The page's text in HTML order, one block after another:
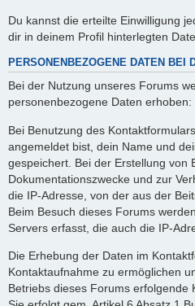
Du kannst die erteilte Einwilligung
dir in deinem Profil hinterlegten
PERSONENBEZOGENE DATEN BEI
Bei der Nutzung unseres Forums
personenbezogene Daten erhoben:
Bei Benutzung des
angemeldet bist, dein Name und
gespeichert. Bei der Erstellung von
Dokumentationszwecke und zur
die IP-Adresse, von der aus der
Beim Besuch dieses Forums
Servers erfasst, die auch die IP-
Die Erhebung der Daten im
Kontaktaufnahme zu ermöglichen
Betriebs dieses Forums erfolgende